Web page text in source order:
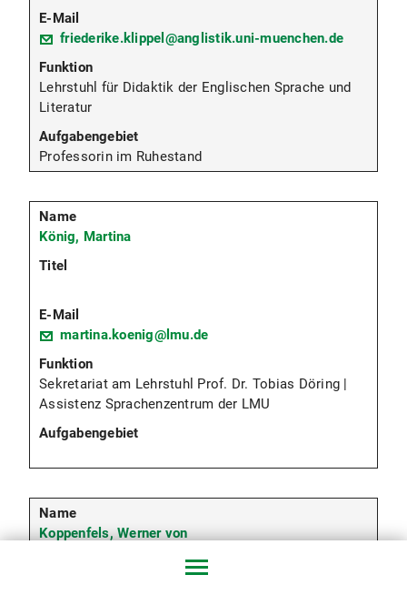
friederike.klippel@anglistik.uni-muenchen.de
Lehrstuhl für Didaktik der Englischen Sprache und
Literatur
Professorin im Ruhestand
König, Martina
martina.koenig@lmu.de
Sekretariat am Lehrstuhl Prof. Dr. Tobias Döring |
Assistenz Sprachenzentrum der LMU
Koppenfels, Werner von